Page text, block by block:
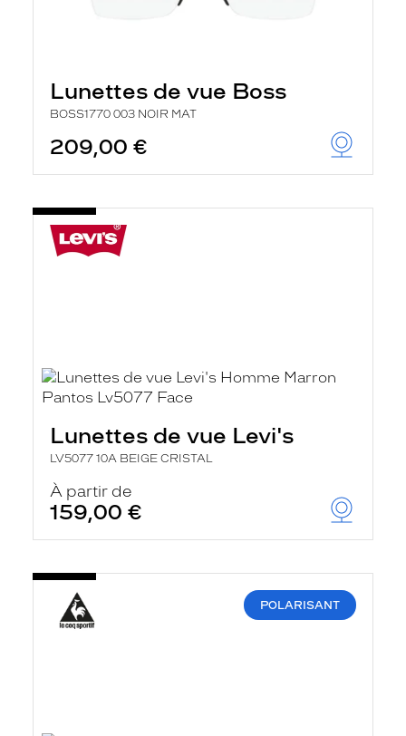
Lunettes de vue Boss
BOSS1770 003 NOIR MAT
209,00 €
Lunettes de vue Levi's
LV5077 10A BEIGE CRISTAL
À partir de
159,00 €
POLARISANT